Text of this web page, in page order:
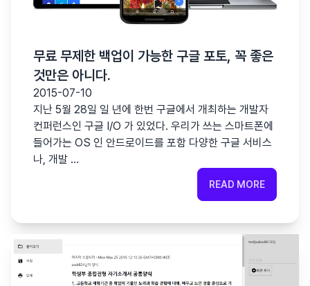
무료 무제한 백업이 가능한 구글 포토, 꼭 좋은
것만은 아니다.
2015-07-10
지난 5월 28일 일 년에 한번 구글에서 개최하는 개발자
컨퍼런스인 구글 I/O 가 있었다. 우리가 쓰는 스마트폰에
들어가는 OS 인 안드로이드를 포함 다양한 구글 서비스
나, 개발 …
READ MORE